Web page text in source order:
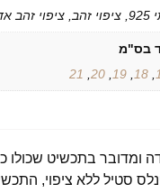
בס"מ
18
19
20
,
21
סטיל ללא ציפוי,